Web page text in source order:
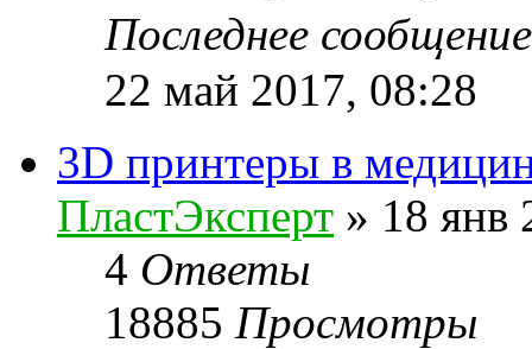
Последнее
22 май 2017, 08:28
3D принтеры в
ПластЭксперт » 18 янв
4 Ответы
18885 Просмотры